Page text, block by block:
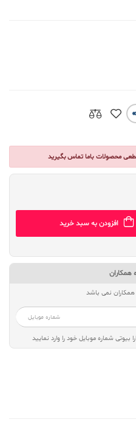
محصولات باما تماس بگیرید
افزودن به سبد خرید
همکاران
نمی باشد
شماره موبایل خود را وارد نمایید